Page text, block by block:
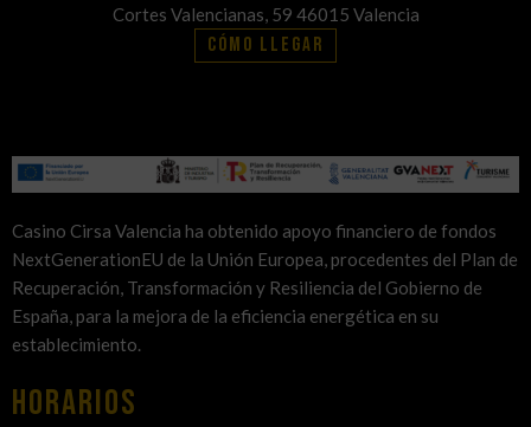
Cortes Valencianas, 59 46015 Valencia
Cómo llegar
Casino Cirsa Valencia ha obtenido apoyo financiero de fondos
NextGenerationEU de la Unión Europea, procedentes del Plan de
Recuperación, Transformación y Resiliencia del Gobierno de
España, para la mejora de la eficiencia energética en su
establecimiento.
HORARIOS